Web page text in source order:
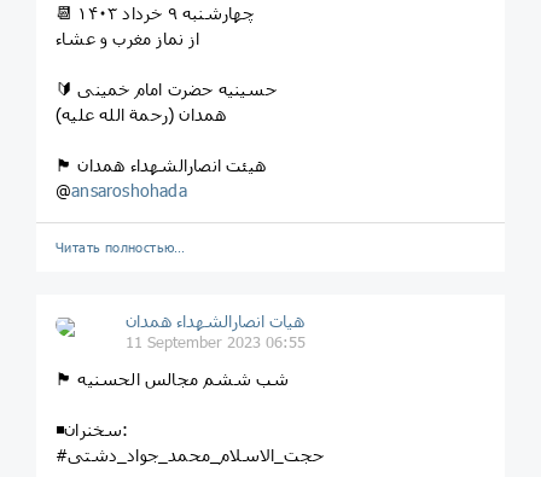
📆 چهارشنبه ۹ خرداد ۱۴۰۳
از نماز مغرب و عشاء
🔰 حسینیه حضرت امام خمینی
(رحمة الله علیه) همدان
🏴 هیئت انصارالشهداء همدان
@ansaroshohada
Читать полностью…
هیات انصارالشهداء همدان
11 September 2023 06:55
🏴 شب ششم مجالس الحسنیه
◾️سخنران:
#حجت_الاسلام_محمد_جواد_دشتی